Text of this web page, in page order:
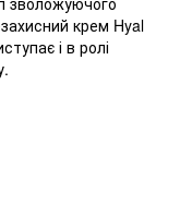
крем Hyal
і в ролі